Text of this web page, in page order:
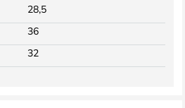
28,5
36
32